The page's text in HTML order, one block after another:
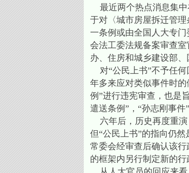
最近两个热点消息集中
于对〈城市房屋拆迁管
一条例或由全国人大专
会法工委法规备案审查
办、住房和城乡建设部
对“公民上书”不予任何
年多来应对类似事件时的
例”进行违宪审查，也是
遣送条例”，“孙志刚事
六年后，历史再度重演
但“公民上书”的指向仍
常委会经审查后确认该
的框架内另行制定新的行